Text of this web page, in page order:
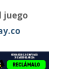
juego